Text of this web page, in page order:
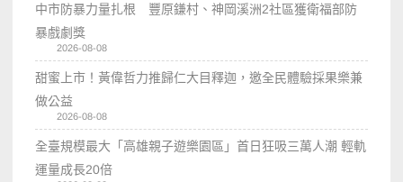
中市防暴力量扎根 豐原鎌村、神岡溪洲2社區獲衛福部防
暴戲劇獎
2026-08-08
甜蜜上市！黃偉哲力推歸仁大目釋迦，邀全民體驗採果樂兼
做公益
2026-08-08
全臺規模最大「高雄親子遊樂園區」首日狂吸三萬人潮 輕軌
運量成長20倍